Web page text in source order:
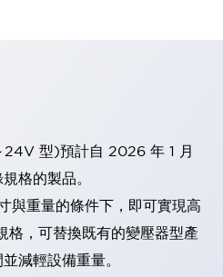
24V 型)預計自 2026 年 1 月
格的製品。
與重量的條件下，即可實現高
，可替換既有的變壓器型產
減輕設備重量。